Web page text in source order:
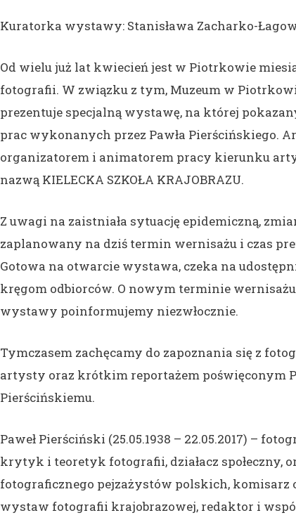
Kuratorka wystawy: Stanisława Zacharko-
Od wielu już lat kwiecień jest w Piotrkowie
fotografii. W związku z tym, Muzeum w
prezentuje specjalną wystawę, na której
prac wykonanych przez Pawła Pierścińskiego.
organizatorem i animatorem pracy kierunku
nazwą KIELECKA SZKOŁA KRAJOBRAZU.
Z uwagi na zaistniała sytuację epidemiczną,
zaplanowany na dziś termin wernisażu i czas
Gotowa na otwarcie wystawa, czeka na
kręgom odbiorców. O nowym terminie
wystawy poinformujemy niezwłocznie.
Tymczasem zachęcamy do zapoznania się z
artysty oraz krótkim reportażem poświęconym
Pierścińskiemu.
Paweł Pierściński (25.05.1938 – 22.05.2017) –
krytyk i teoretyk fotografii, działacz społeczny,
fotograficznego pejzażystów polskich, komisarz
wystaw fotografii krajobrazowej, redaktor i